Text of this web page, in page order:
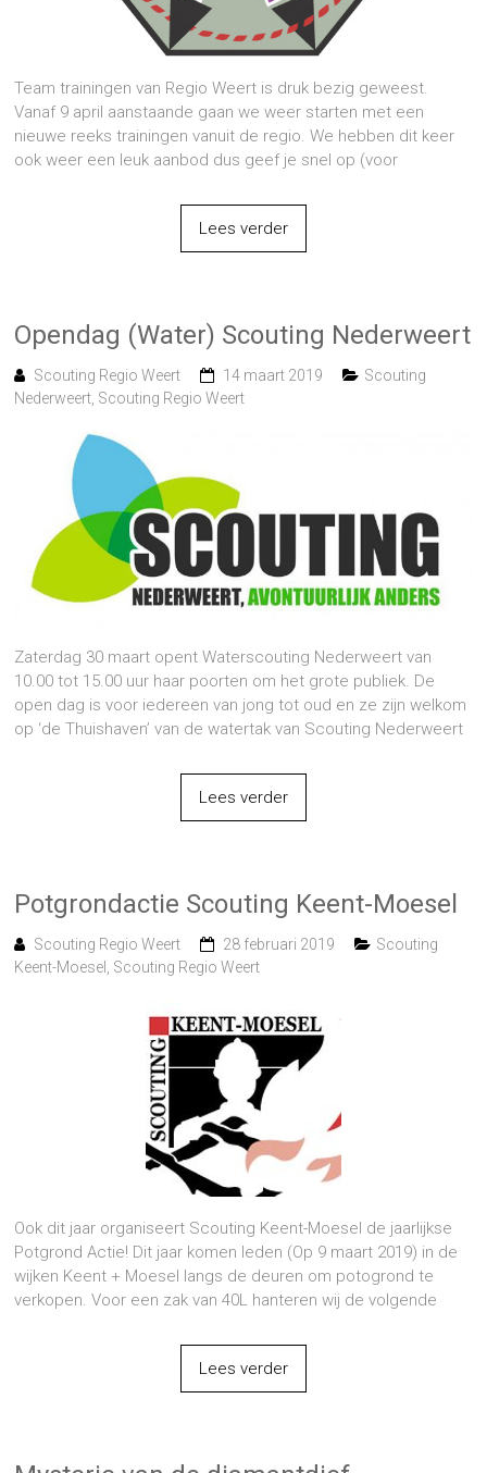
Team trainingen van Regio Weert is druk bezig geweest.
Vanaf 9 april aanstaande gaan we weer starten met een
nieuwe reeks trainingen vanuit de regio. We hebben dit keer
ook weer een leuk aanbod dus geef je snel op (voor
Lees verder
Opendag (Water) Scouting Nederweert
Scouting Regio Weert 14 maart 2019
Scouting
Nederweert Scouting Regio Weert
Zaterdag 30 maart opent Waterscouting Nederweert van
10.00 tot 15.00 uur haar poorten om het grote publiek. De
open dag is voor iedereen van jong tot oud en ze zijn welkom
op ‘de Thuishaven’ van de watertak van Scouting Nederweert
Lees verder
Potgrondactie Scouting Keent-Moesel
Scouting Regio Weert 28 februari 2019
Scouting
Keent-Moesel
Scouting Regio Weert
Ook dit jaar organiseert Scouting Keent-Moesel de jaarlijkse
Potgrond Actie! Dit jaar komen leden (Op 9 maart 2019) in de
wijken Keent + Moesel langs de deuren om potogrond te
verkopen. Voor een zak van 40L hanteren wij de volgende
Lees verder